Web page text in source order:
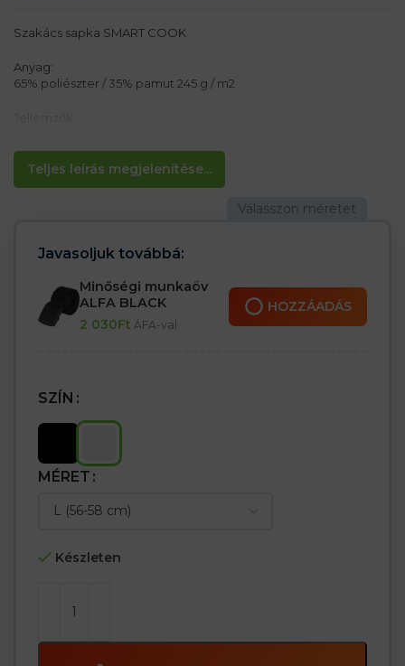
Teljes leírás megjelenítése...
Szakács sapka SMART COOK
Anyag:
65% poliészter / 35% pamut 245 g / m2
– Könnyű tisztítás
– Állandó szín
Javasoljuk továbbá:
Minőségi munkaöv
ALFA BLACK
2 030Ft ÁFA-val
HOZZÁADÁS
SZÍN
MÉRET
Készleten